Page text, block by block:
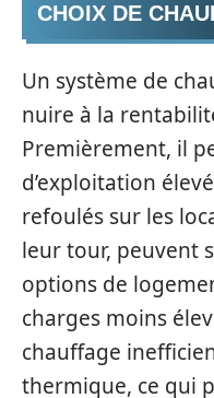
CHOIX DE
Un système de
nuire à la
Premièrement, il
d’exploitation
refoulés sur les
leur tour, peuvent
options de
charges moins
chauffage
thermique, ce qui